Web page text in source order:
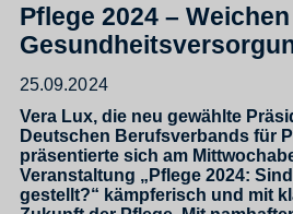
Pflege 2024 –
25.09.2024
Vera Lux, die neu gewählte
Deutschen Berufsverbands für
präsentierte sich am
Veranstaltung „Pflege 2024:
gestellt?“ kämpferisch und mit